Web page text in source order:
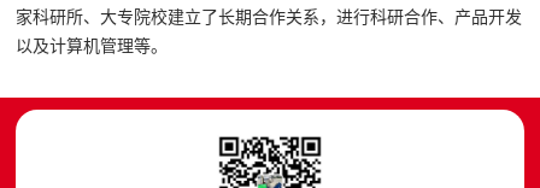
家科研所、大专院校建立了长期合作关系，进行科研合作、产品开发
以及计算机管理等。